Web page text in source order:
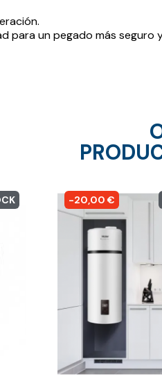
para un pegado más seguro
-20,00 €